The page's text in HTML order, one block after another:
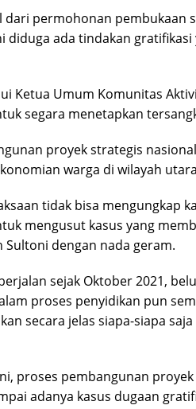
dari permohonan pembukaan
diduga ada tindakan
Ketua Umum Komunitas
segara menetapkan
proyek strategis
warga di wilayah
tidak bisa mengungkap
mengusut kasus yang
dengan nada geram.
sejak Oktober 2021,
proses penyidikan pun
secara jelas siapa-siapa
proses pembangunan
adanya kasus dugaan